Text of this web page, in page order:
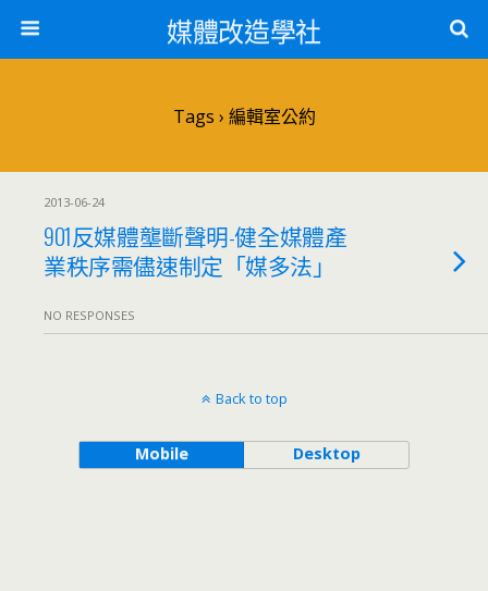
媒體改造學社
Tags › 編輯室公約
2013-06-24
901反媒體壟斷聲明-健全媒體產
業秩序需儘速制定「媒多法」
NO RESPONSES
Back to top
Mobile Desktop